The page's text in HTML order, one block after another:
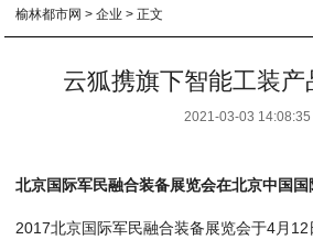
榆林都市网 >企业 > 正文
云狐携旗下智能工装
2021-03-03 14:08:35
北京国际军民融合装备展览会在北京中国
2017北京国际军民融合装备展览会于4月